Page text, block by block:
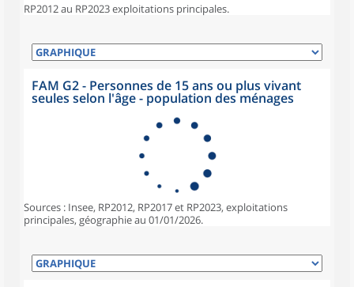
RP2012 au RP2023 exploitations principales.
FAM G2 - Personnes de 15 ans ou plus vivant
seules selon l'âge - population des ménages
Sources : Insee, RP2012, RP2017 et RP2023, exploitations
principales, géographie au 01/01/2026.